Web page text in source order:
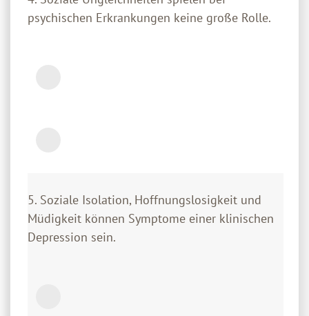
psychischen Erkrankungen keine große Rolle.
5. Soziale Isolation, Hoffnungslosigkeit und
Müdigkeit können Symptome einer klinischen
Depression sein.